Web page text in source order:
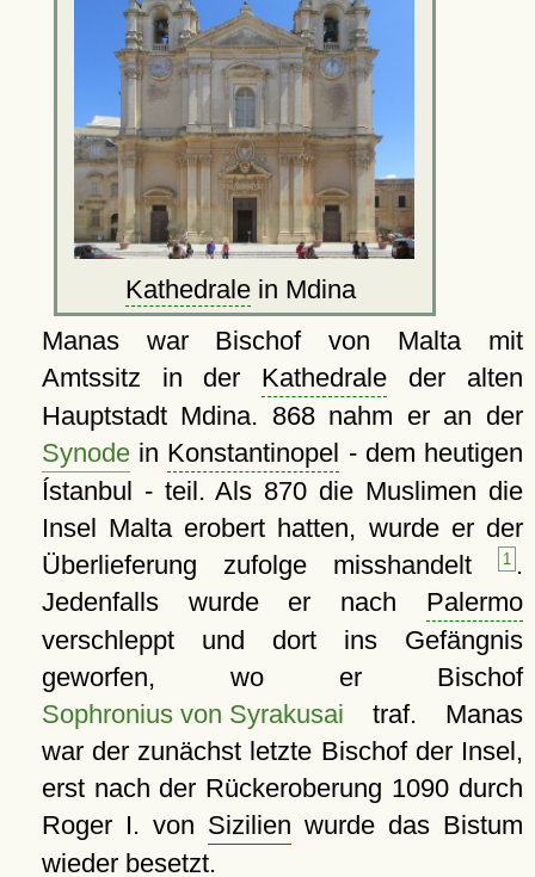
Kathedrale in Mdina
Manas war Bischof von Malta mit
Amtssitz in der Kathedrale der alten
Hauptstadt Mdina. 868 nahm er an der
Synodein Konstantinopel - dem heutigen
Ístanbul - teil. Als 870 die Muslimen die
Insel Malta erobert hatten, wurde er der
Überlieferung zufolge misshandelt
1 .
Jedenfalls wurde er nach Palermo
verschleppt und dort ins Gefängnis
geworfen, wo er Bischof
Sophronius von Syrakusai traf. Manas
war der zunächst letzte Bischof der Insel,
erst nach der Rückeroberung 1090 durch
Roger I. von Sizilien wurde das Bistum
wieder besetzt.